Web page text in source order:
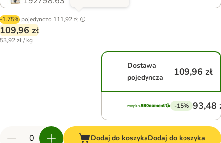
-1.75% pojedynczo 111,92 zł
109,96 zł
53,92 zł / kg
Dostawa
pojedyncza
109,96 zł
-15% 93,48
Dodaj do koszykaDodaj do koszyka